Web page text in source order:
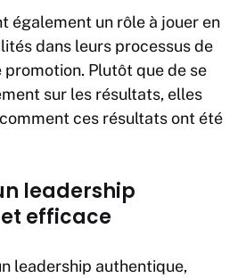
également un rôle à jouer en
dans leurs processus de
Plutôt que de se
sur les résultats, elles
ces résultats ont été
leadership
efficace
leadership authentique,